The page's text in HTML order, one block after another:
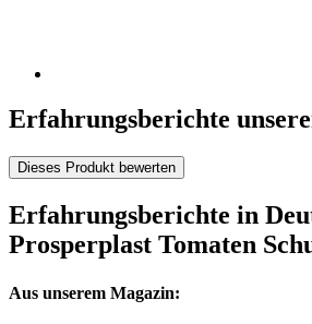
Erfahrungsberichte
Dieses Produkt bewerten
Erfahrungsberichte in
Prosperplast Tomaten
Aus unserem Magazin: